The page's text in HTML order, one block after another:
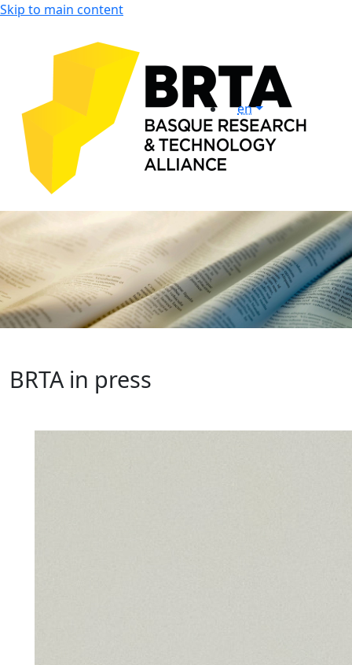
Skip to main content
en
BRTA in press